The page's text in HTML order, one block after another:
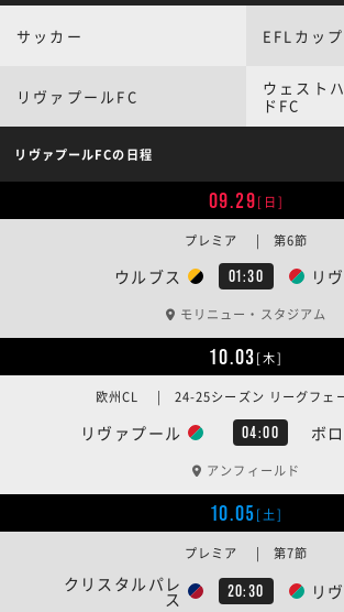
サッカー EFLカップ
リヴァプールFC
ウェスト
ドFC
リヴァプールFCの日程
09.29[日]
ウルブス 01:30 リ
プレミア | 第6節
モリニュー・スタジアム
10.03[木]
リヴァプール 04:00 ボ
欧州CL | 24-25シーズン リーグフェ
アンフィールド
10.05[土]
クリスタルパレ
ス 20:30 リ
プレミア | 第7節